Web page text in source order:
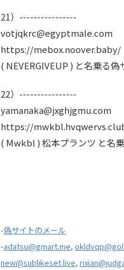
21）----------------
votjqkrc@egyptmale.com
https://mebox.noover.baby/
( NEVERGIVEUP ) と名乗る偽
22）----------------
yamanaka@jxghjgmu.com
https://
( Mwkbl ) 松本プランツ と名
-偽サイトのメール
-adatsu@gmart.me,
new@sublikeset.live,